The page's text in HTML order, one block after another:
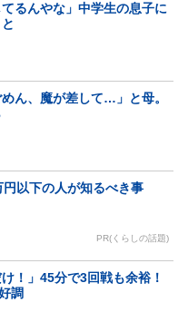
てるんやな」中学生の息子に
ん、魔が差して…」と母。
以下の人が知るべき事
PR(くらしの話題)
け！」45分で3回戦も余裕！
調